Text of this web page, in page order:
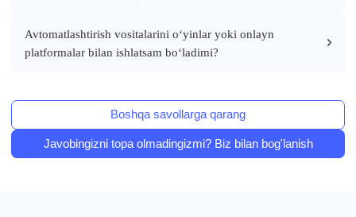
Avtomatlashtirish vositalarini o‘yinlar yoki onlayn
platformalar bilan ishlatsam bo‘ladimi?
Boshqa savollarga qarang
Javobingizni topa olmadingizmi? Biz bilan bog'lanish